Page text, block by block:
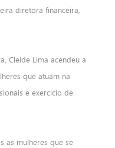
diretora financeira,
Cleide Lima acendeu a
que atuam na
e exercício de
as mulheres que se